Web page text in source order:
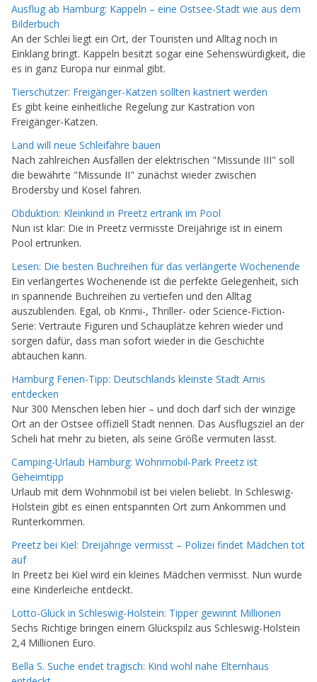
Ausflug ab Hamburg: Kappeln – eine Ostsee-Stadt wie aus dem
Bilderbuch
An der Schlei liegt ein Ort, der Touristen und Alltag noch in
Einklang bringt. Kappeln besitzt sogar eine Sehenswürdigkeit, die
es in ganz Europa nur einmal gibt.
Tierschützer: Freigänger-Katzen sollten kastriert werden
Es gibt keine einheitliche Regelung zur Kastration von
Freigänger-Katzen.
Land will neue Schleifähre bauen
Nach zahlreichen Ausfällen der elektrischen "Missunde III" soll
die bewährte "Missunde II" zunächst wieder zwischen
Brodersby und Kosel fahren.
Obduktion: Kleinkind in Preetz ertrank im Pool
Nun ist klar: Die in Preetz vermisste Dreijährige ist in einem
Pool ertrunken.
Lesen: Die besten Buchreihen für das verlängerte Wochenende
Ein verlängertes Wochenende ist die perfekte Gelegenheit, sich
in spannende Buchreihen zu vertiefen und den Alltag
auszublenden. Egal, ob Krimi-, Thriller- oder Science-Fiction-
Serie: Vertraute Figuren und Schauplätze kehren wieder und
sorgen dafür, dass man sofort wieder in die Geschichte
abtauchen kann.
Hamburg Ferien-Tipp: Deutschlands kleinste Stadt Arnis
entdecken
Nur 300 Menschen leben hier – und doch darf sich der winzige
Ort an der Ostsee offiziell Stadt nennen. Das Ausflugsziel an der
Scheli hat mehr zu bieten, als seine Größe vermuten lässt.
Camping-Urlaub Hamburg: Wohnmobil-Park Preetz ist
Geheimtipp
Urlaub mit dem Wohnmobil ist bei vielen beliebt. In Schleswig-
Holstein gibt es einen entspannten Ort zum Ankommen und
Runterkommen.
Preetz bei Kiel: Dreijährige vermisst – Polizei findet Mädchen tot
auf
In Preetz bei Kiel wird ein kleines Mädchen vermisst. Nun wurde
eine Kinderleiche entdeckt.
Lotto-Glück in Schleswig-Holstein: Tipper gewinnt Millionen
Sechs Richtige bringen einem Glückspilz aus Schleswig-Holstein
2,4 Millionen Euro.
Bella S. Suche endet tragisch: Kind wohl nahe Elternhaus